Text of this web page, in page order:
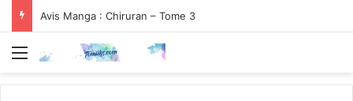
Avis Manga : Chiruran – Tome 3
Menu